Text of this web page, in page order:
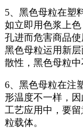
5、黑色母粒在塑
如立即用色浆上
孔进而危害商品
黑色母粒运用新
散性，黑色母粒中
6、黑色母粒在注
形温度不一样，
工艺应用中，要
粒载体。